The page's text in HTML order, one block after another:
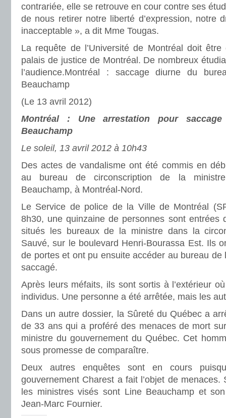
contrariée, elle se retrouve en cour contre ses
de nous retirer notre liberté d’expression, notre
inacceptable », a dit Mme Tougas.
La requête de l’Université de Montréal doit être
palais de justice de Montréal. De nombreux
l’audience.Montréal : saccage diurne du
Beauchamp
(Le 13 avril 2012)
Montréal : Une arrestation pour
Beauchamp
Le soleil, 13 avril 2012 à 10h43
Des actes de vandalisme ont été commis en
au bureau de circonscription de la
Beauchamp, à Montréal-Nord.
Le Service de police de la Ville de Montréal
8h30, une quinzaine de personnes sont entrées
situés les bureaux de la ministre dans la
Sauvé, sur le boulevard Henri-Bourassa Est. Ils
de portes et ont pu ensuite accéder au bureau
saccagé.
Après leurs méfaits, ils sont sortis à l’extérieur
individus. Une personne a été arrêtée, mais les
Dans un autre dossier, la Sûreté du Québec a
de 33 ans qui a proféré des menaces de mort sur
ministre du gouvernement du Québec. Cet
sous promesse de comparaître.
Deux autres enquêtes sont en cours
gouvernement Charest a fait l’objet de menaces.
les ministres visés sont Line Beauchamp et
Jean-Marc Fournier.